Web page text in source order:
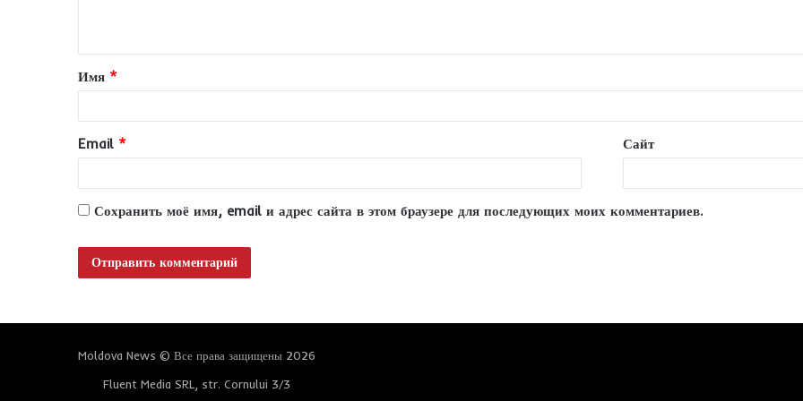
т
а
и
й
*
Имя *
Email * Сайт
Сохранить моё имя, email и адрес сайта в этом браузере для последующих моих комментариев.
Moldova News © Все права защищены 2026
Fluent Media SRL, str. Cornului 3/3